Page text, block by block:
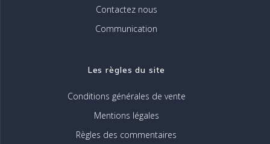
Contactez nous
Communication
Les règles du site
Conditions générales de vente
Mentions légales
Règles des commentaires